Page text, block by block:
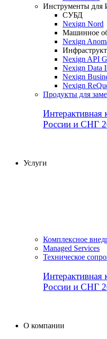
Инструменты для
СУБД
Nexign Nord
Машинное
Nexign
Nexign API
Nexign Data
Nexign
Nexign
Продукты для
Интерактивная
России и СНГ
Услуги
Комплексное
Managed Services
Техническое
Интерактивная
России и СНГ
О компании